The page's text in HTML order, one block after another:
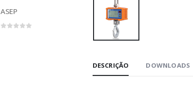
DESCRIÇÃO DOWNLOADS
ASEP